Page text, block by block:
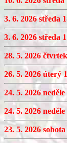
3. 6. 2026 středa
3. 6. 2026 středa
28. 5. 2026
26. 5. 2026 úterý
24. 5. 2026 neděle
24. 5. 2026 neděle
23. 5. 2026